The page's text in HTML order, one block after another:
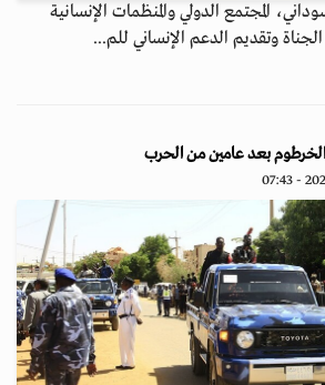
المجتمع الدولي والمنظمات الإنسانية
وتقديم الدعم الإنساني للم...
الخرطوم بعد عامين من الحرب